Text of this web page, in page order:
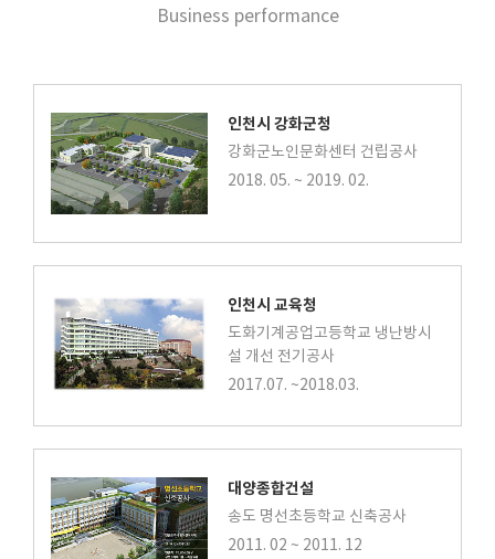
Business performance
인천시 강화군청
강화군노인문화센터 건립공사
2018. 05. ~ 2019. 02.
인천시 교육청
도화기계공업고등학교 냉난방시
설 개선 전기공사
2017.07. ~2018.03.
대양종합건설
송도 명선초등학교 신축공사
2011. 02 ~ 2011. 12